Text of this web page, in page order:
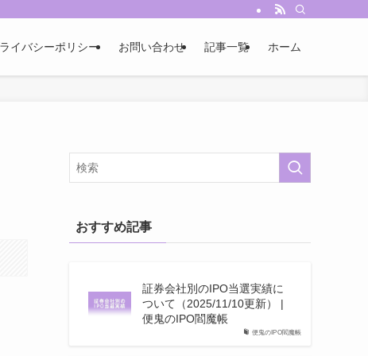
イバシーポリシー お問い合わせ 記事一覧 ホーム
おすすめ記事
便鬼のIPO閻魔帳
証券会社別のIPO当選実績に
ついて（2025/11/10更新） |
便鬼のIPO閻魔帳